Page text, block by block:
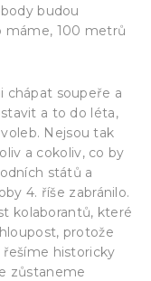
budou
máme, 100 metrů
chápat soupeře a
a to do léta,
Nejsou tak
a cokoliv, co by
států a
4. říše zabránilo.
kolaborantů, které
protože
historicky
zůstaneme